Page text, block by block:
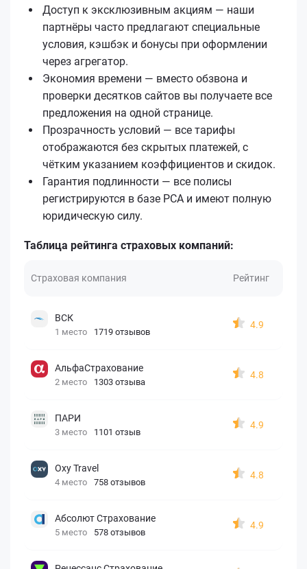
Доступ к эксклюзивным акциям — наши
партнёры часто предлагают специальные
условия, кэшбэк и бонусы при оформлении
через агрегатор.
Экономия времени — вместо обзвона и
проверки десятков сайтов вы получаете все
предложения на одной странице.
Прозрачность условий — все тарифы
отображаются без скрытых платежей, с
чётким указанием коэффициентов и скидок.
Гарантия подлинности — все полисы
регистрируются в базе РСА и имеют полную
юридическую силу.
Таблица рейтинга страховых компаний:
Страховая компания Рейтинг
ВСК
1 место 1719 отзывов
4.9
АльфаСтрахование
2 место 1303 отзыва
4.8
ПАРИ
3 место 1101 отзыв
4.9
Oxy Travel
4 место 758 отзывов
4.8
Абсолют Страхование
5 место 578 отзывов
4.9